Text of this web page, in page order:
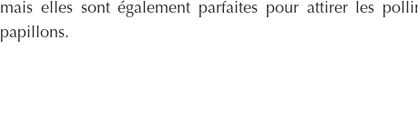
mais elles sont également parfaites pour attirer les
papillons.